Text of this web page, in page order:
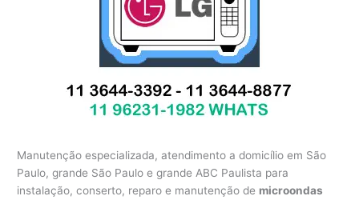
Manutenção especializada, atendimento a domicílio em São
Paulo, grande São Paulo e grande ABC Paulista para
instalação, conserto, reparo e manutenção de microondas